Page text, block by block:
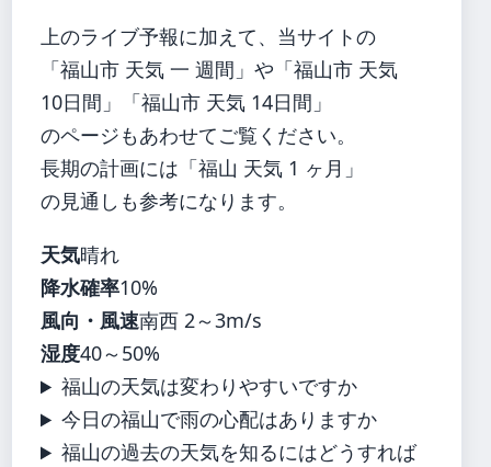
上のライブ予報に加えて、当サイトの
「福山市 天気 一 週間」や「福山市 天気
10日間」「福山市 天気 14日間」
のページもあわせてご覧ください。
長期の計画には「福山 天気 1 ヶ月」
の見通しも参考になります。
天気晴れ
降水確率10%
風向・風速南西 2～3m/s
湿度40～50%
福山の天気は変わりやすいですか
今日の福山で雨の心配はありますか
福山の過去の天気を知るにはどうすれば